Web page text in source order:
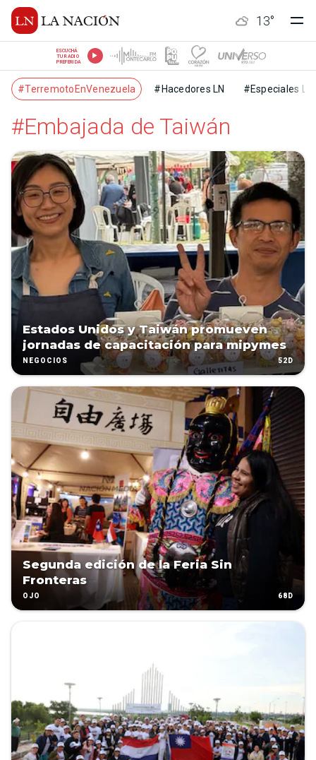
13°
ESCUCHÁ
TU RADIO
PREFERIDA
#TerremotoEnVenezuela #Hacedores LN #Especiales LN
#Embajada de Taiwán
Estados Unidos y Taiwán promueven
jornadas de capacitación para mipymes
NEGOCIOS 52D
Segunda edición de la Feria Sin
Fronteras
OJO 68D